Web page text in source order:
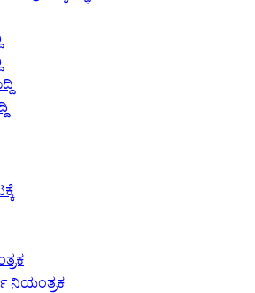
ನಿಯಂತ್ರಕ